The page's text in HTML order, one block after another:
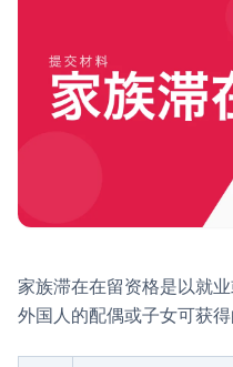
家族滞在在留资格是以就
外国人的配偶或子女可获得